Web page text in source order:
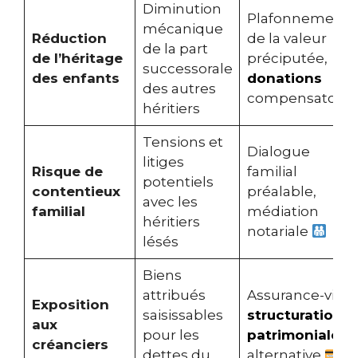
Réduction
de l’héritage
des enfants
Diminution
mécanique
de la part
successorale
des autres
héritiers
Plafonnement
de la valeur
préciputée,
donations
Risque de
contentieux
familial
Tensions et
litiges
potentiels
avec les
héritiers
lésés
Dialogue
familial
préalable,
médiation
notariale
Exposition
aux
créanciers
Biens
attribués
saisissables
pour les
Assurance-vie,
structuration
patrimoniale